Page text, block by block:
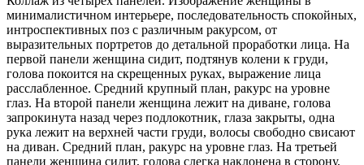
минималистичном интерьере, последовательность спокойных,
интроспективных поз с различным ракурсом, от
выразительных портретов до детальной проработки лица. На
первой панели женщина сидит, подтянув колени к груди,
голова покоится на скрещенных руках, выражение лица
расслабленное. Средний крупный план, ракурс на уровне
глаз. На второй панели женщина лежит на диване, голова
запрокинута назад через подлокотник, глаза закрыты, одна
рука лежит на верхней части груди, волосы свободно свисают
на диван. Средний план, ракурс на уровне глаз. На третьей
панели женщина сидит, голова слегка наклонена в сторону,